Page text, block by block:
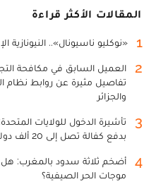
المقالات الأكثر قراءة
1 «نوكليو ناسيونال».. النيونازية
2
العميل السابق في مكافحة
تفاصيل مثيرة عن روابط نظام
والجزائر
3
بدفع كفالة تصل إلى 20 ألف دولار
4
أضخم ثلاثة سدود بالمغرب:
موجات الحر الصيفية؟